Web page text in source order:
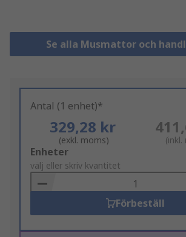
Se alla Musmattor och
Antal (1 enhet)*
329,28 kr
(exkl. moms)
Add
to
Basket
Enheter
välj eller skriv kvantitet
Förbeställ